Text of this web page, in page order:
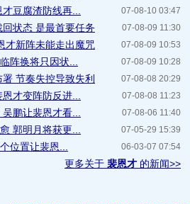
07-08-10 03:47
豆腐渣防线再...
07-08-09 11:30
状态 是最首要任务
07-08-09 10:53
才新阵未能走出魔咒
07-08-09 10:28
阵换将只因状...
07-08-08 20:29
节奏失控导致失利
07-08-08 11:23
才变阵防反进...
07-08-06 11:40
鹏让裴恩才看...
07-05-29 15:39
郭明月将获更...
06-03-07 07:54
位置让裴恩...
更多关于 裴恩才 的新闻>>